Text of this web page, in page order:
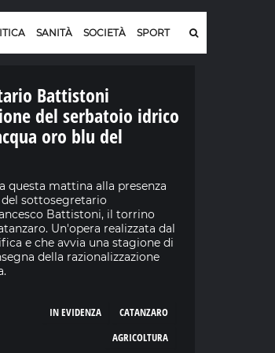
SANITÀ SOCIETÀ SPORT
Battistoni
del serbatoio idrico
oro blu del
questa mattina alla presenza
sottosegretario
Battistoni, il torrino
Un'opera realizzata dal
e che avvia una stagione di
della razionalizzazione
CATANZARO
IN EVIDENZA
AGRICOLTURA